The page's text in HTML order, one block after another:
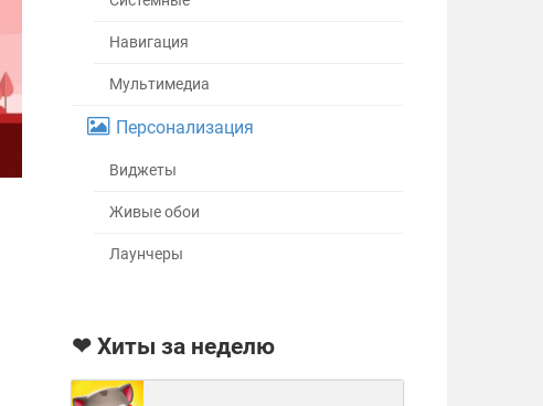
Навигация
Мультимедиа
Персонализация
Виджеты
Живые обои
Лаунчеры
❤ Хиты за неделю